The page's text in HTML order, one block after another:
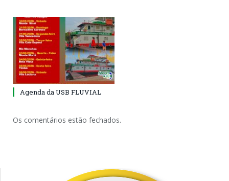
Agenda da USB FLUVIAL
Os comentários estão fechados.